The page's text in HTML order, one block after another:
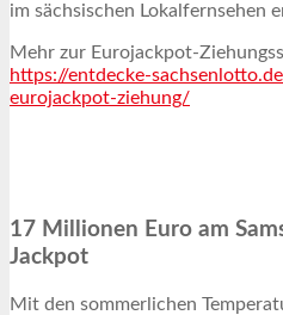
im sächsischen Lokalfernsehen
Mehr zur Eurojackpot-
https://entdecke-
eurojackpot-ziehung/
17 Millionen Euro am
Jackpot
Mit den sommerlichen